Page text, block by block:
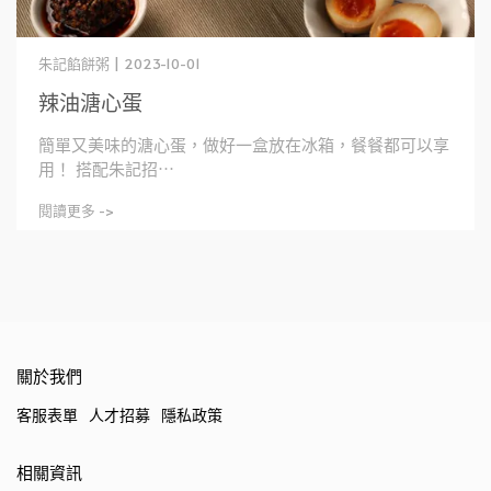
辣油溏心蛋
朱記餡餅粥 | 2023-10-01
簡單又美味的溏心蛋，做好一盒放在冰箱，餐餐都可以享
用！ 搭配朱記招⋯
閱讀更多 ->
關於我們
客服表單 人才招募 隱私政策
相關資訊